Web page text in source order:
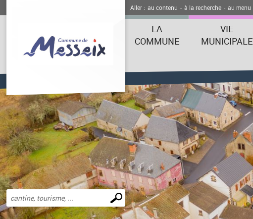
Aller : au contenu - à la recherche - au menu
LA
COMMUNE
VIE
MUNICIPALE
Effectuer
une
recherche